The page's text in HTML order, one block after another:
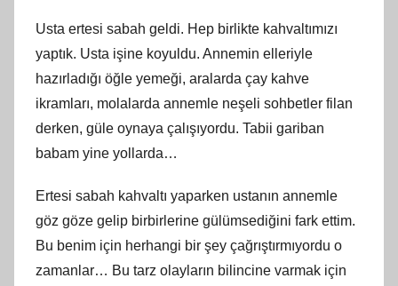
Usta ertesi sabah geldi. Hep birlikte kahvaltımızı
yaptık. Usta işine koyuldu. Annemin elleriyle
hazırladığı öğle yemeği, aralarda çay kahve
ikramları, molalarda annemle neşeli sohbetler filan
derken, güle oynaya çalışıyordu. Tabii gariban
babam yine yollarda…
Ertesi sabah kahvaltı yaparken ustanın annemle
göz göze gelip birbirlerine gülümsediğini fark ettim.
Bu benim için herhangi bir şey çağrıştırmıyordu o
zamanlar… Bu tarz olayların bilincine varmak için